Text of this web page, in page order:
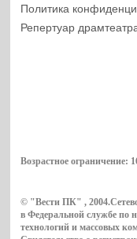
Политика
Репертуар
Возрастное ограничение:
© "Вести ПК" ,
в Федеральной службе по
технологий и массовых